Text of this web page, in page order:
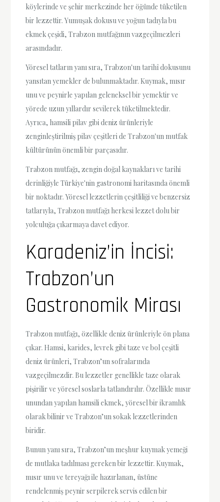
köylerinde ve şehir merkezinde her öğünde tüketilen
bir lezzettir. Yumuşak dokusu ve yoğun tadıyla bu
ekmek çeşidi, Trabzon mutfağının vazgeçilmezleri
arasındadır.
Yöresel tatların yanı sıra, Trabzon'un tarihî dokusunu
yansıtan yemekler de bulunmaktadır. Kuymak, mısır
unu ve peynirle yapılan geleneksel bir yemektir ve
yörede uzun yıllardır sevilerek tüketilmektedir.
Ayrıca, hamsili pilav gibi deniz ürünleriyle
zenginleştirilmiş pilav çeşitleri de Trabzon'un mutfak
kültürünün önemli bir parçasıdır.
Trabzon mutfağı, zengin doğal kaynakları ve tarihi
derinliğiyle Türkiye'nin gastronomi haritasında önemli
bir noktadır. Yöresel lezzetlerin çeşitliliği ve benzersiz
tatlarıyla, Trabzon mutfağı herkesi lezzet dolu bir
yolculuğa çıkarmaya davet ediyor.
Karadeniz’in İncisi:
Trabzon’un
Gastronomik Mirası
Trabzon mutfağı, özellikle deniz ürünleriyle ön plana
çıkar. Hamsi, karides, levrek gibi taze ve bol çeşitli
deniz ürünleri, Trabzon’un sofralarında
vazgeçilmezdir. Bu lezzetler genellikle taze olarak
pişirilir ve yöresel soslarla tatlandırılır. Özellikle mısır
unundan yapılan hamsili ekmek, yöresel bir ikramlık
olarak bilinir ve Trabzon’un sokak lezzetlerinden
biridir.
Bunun yanı sıra, Trabzon’un meşhur kuymak yemeği
de mutlaka tadılması gereken bir lezzettir. Kuymak,
mısır unu ve tereyağı ile hazırlanan, üstüne
rendelenmiş peynir serpilerek servis edilen bir